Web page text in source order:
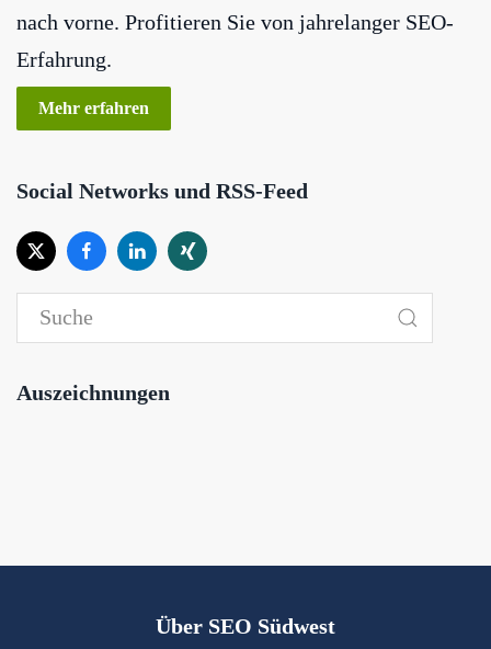
nach vorne. Profitieren Sie von jahrelanger SEO-
Erfahrung.
Mehr erfahren
Social Networks und RSS-Feed
Auszeichnungen
Über SEO Südwest